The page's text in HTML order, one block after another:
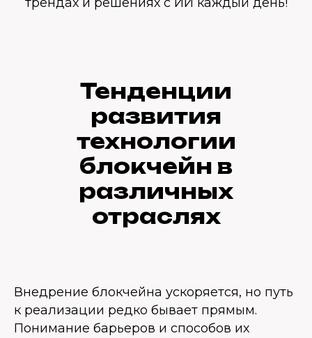
Тенденции
развития
технологии
блокчейн в
различных
отраслях
Внедрение блокчейна ускоряется, но путь
к реализации редко бывает прямым.
Понимание барьеров и способов их